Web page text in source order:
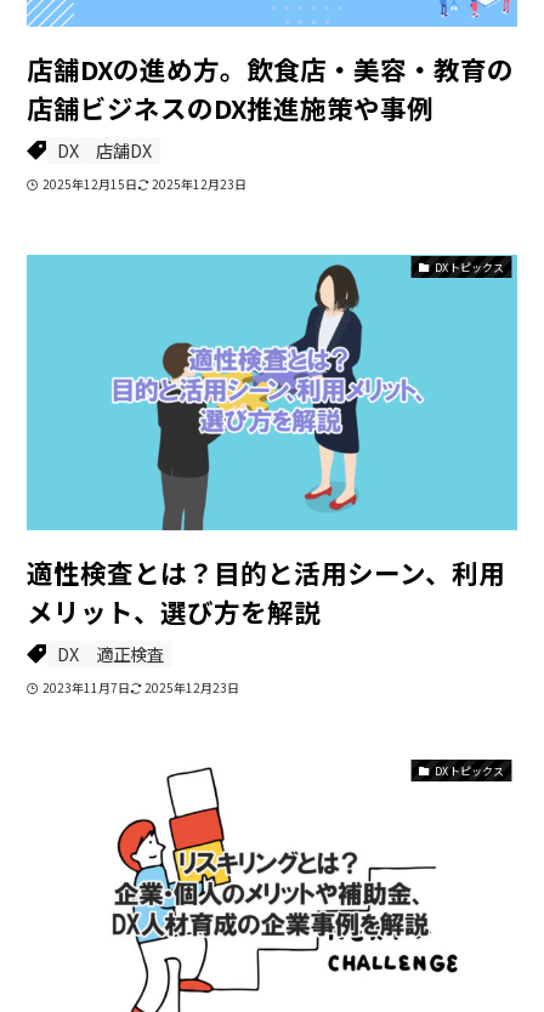
店舗DXの進め方。飲食店・美容・教育の
店舗ビジネスのDX推進施策や事例
DX 店舗DX
2025年12月15日 2025年12月23日
DXトピックス
適性検査とは？目的と活用シーン、利用
メリット、選び方を解説
DX 適正検査
2023年11月7日 2025年12月23日
DXトピックス